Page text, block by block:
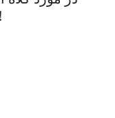
برای مردان با ما تماس بگیرید!